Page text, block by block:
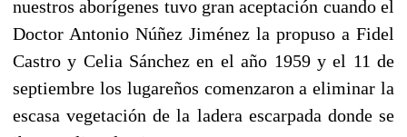
nuestros aborígenes tuvo gran aceptación cuando el
Doctor Antonio Núñez Jiménez la propuso a Fidel
Castro y Celia Sánchez en el año 1959 y el 11 de
septiembre los lugareños comenzaron a eliminar la
escasa vegetación de la ladera escarpada donde se